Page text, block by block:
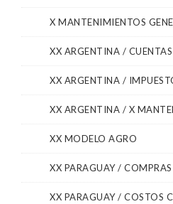
X MANTENIMIENTOS
XX ARGENTINA /
XX ARGENTINA /
XX ARGENTINA / X
XX MODELO AGRO
XX PARAGUAY / COMPRAS
XX PARAGUAY / COSTOS